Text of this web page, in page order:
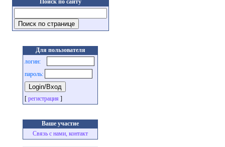
Поиск по сайту
Для пользователя
логин:
пароль:
[ регистрация ]
Ваше участие
Связь с нами, контакт